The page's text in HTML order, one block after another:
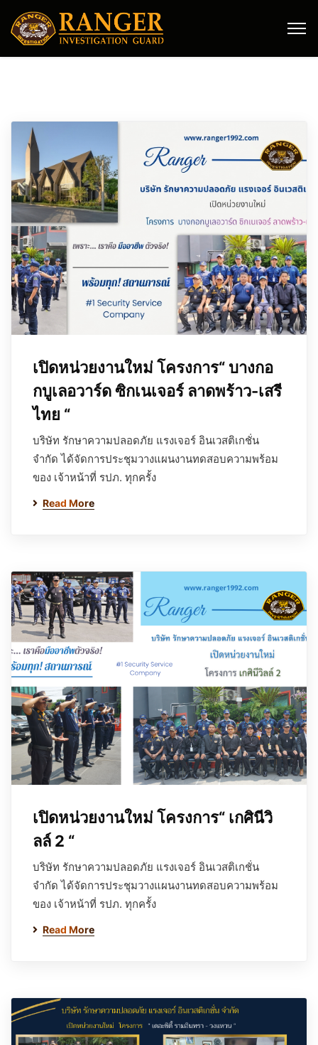
เปิดหน่วยงานใหม่ โครงการ“ บางกอ
กบูเลอวาร์ด ซิกเนเจอร์ ลาดพร้าว-เสรี
ไทย “
บริษัท รักษาความปลอดภัย แรงเจอร์ อินเวสติเกชั่น
จำกัด ได้จัดการประชุมวางแผนงานทดสอบความพร้อม
ของ เจ้าหน้าที่ รปภ. ทุกครั้ง
Read More
เปิดหน่วยงานใหม่ โครงการ“ เกศินีวิ
ลล์ 2 “
บริษัท รักษาความปลอดภัย แรงเจอร์ อินเวสติเกชั่น
จำกัด ได้จัดการประชุมวางแผนงานทดสอบความพร้อม
ของ เจ้าหน้าที่ รปภ. ทุกครั้ง
Read More